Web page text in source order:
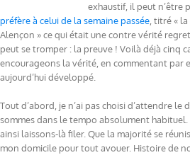
exhaustif, il peut n’être
préfère à celui de la semaine passée , titré «
Alençon » ce qui était une contre vérité
peut se tromper : la preuve ! Voilà déjà cinq
encourageons la vérité, en commentant par
aujourd’hui développé.
Tout d’abord, je n’ai pas choisi d’attendre
sommes dans le tempo absolument
ainsi laissons-là filer. Que la majorité se
mon domicile pour tout avouer. Histoire de